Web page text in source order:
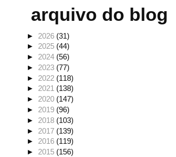
arquivo do blog
► 2026 (31)
► 2025 (44)
► 2024 (56)
► 2023 (77)
► 2022 (118)
►2021 (138)
► 2020 (147)
► 2019 (96)
► 2018 (103)
► 2017 (139)
►2016 (119)
► 2015 (156)